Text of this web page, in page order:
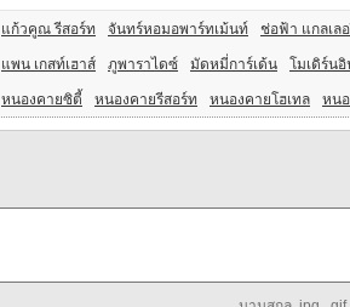
แก้วคูณ รีสอร์ท จันทร์หอมอพาร์ทเม้นท์ ช่อฟ้า แกลเล
แพน เกสท์เฮาส์ ภูพาราไดซ์ มัดหมี่การ์เด้น โมเดิร์น
หนองคายซิตี้ หนองคายรีสอร์ท หนองคายโฮเทล หน